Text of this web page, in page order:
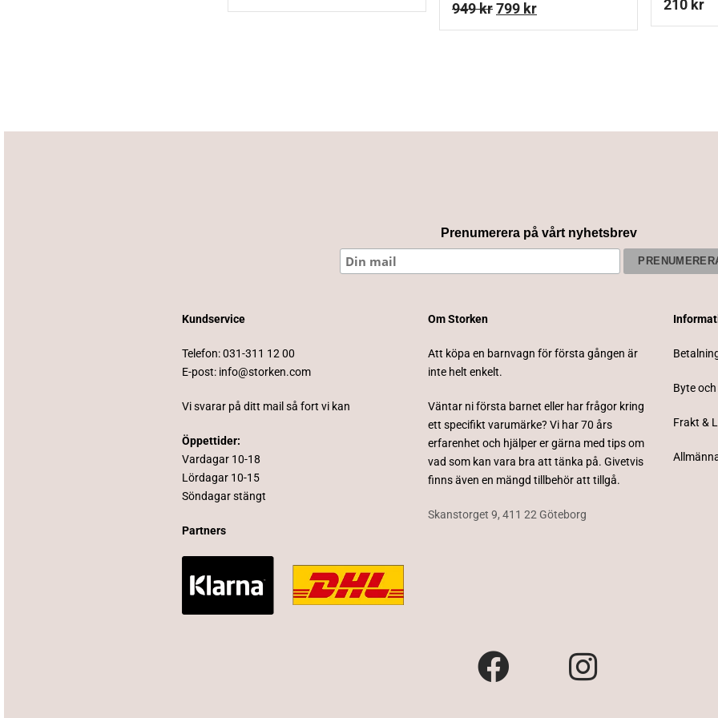
949 kr
949krDet
ursprungliga
799 krDet
nuvarande
210 kr
Prenumerera på vårt nyhetsbrev
Kundservice
Telefon:031-311 12 00
E-post: info@storken.com
Vi svarar på ditt mail så fort vi kan
Öppettider:
Vardagar 10-18
Lördagar 10-15
Söndagar stängt
Partners
Om Storken
Att köpa en barnvagn för första gången är
inte helt enkelt.
Väntar ni första barnet eller har frågor kring
ett specifikt varumärke? Vi har 70 års
erfarenhet och hjälper er gärna med tips om
vad som kan vara bra att tänka på. Givetvis
finns även en mängd tillbehör att tillgå.
Skanstorget 9, 411 22 Göteborg
Byte
Frakt &